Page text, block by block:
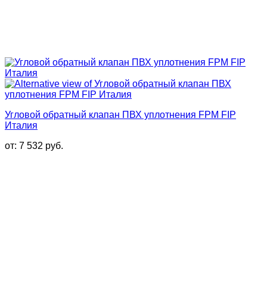
Угловой обратный клапан ПВХ уплотнения FPM FIP
Италия
от: 7 532 руб.